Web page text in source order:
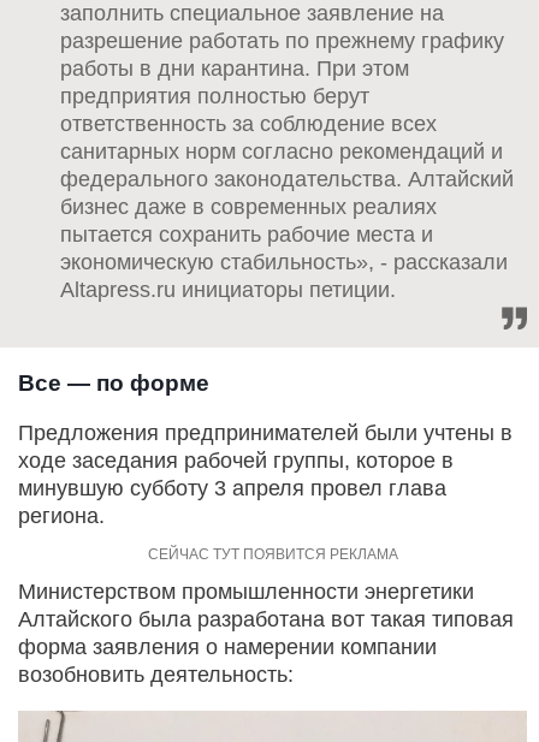
заполнить специальное заявление на
разрешение работать по прежнему графику
работы в дни карантина. При этом
предприятия полностью берут
ответственность за соблюдение всех
санитарных норм согласно рекомендаций и
федерального законодательства. Алтайский
бизнес даже в современных реалиях
пытается сохранить рабочие места и
экономическую стабильность», - рассказали
Altapress.ru инициаторы петиции.
Все — по форме
Предложения предпринимателей были учтены в
ходе заседания рабочей группы, которое в
минувшую субботу 3 апреля провел глава
региона.
Министерством промышленности энергетики
Алтайского была разработана вот такая типовая
форма заявления о намерении компании
возобновить деятельность: